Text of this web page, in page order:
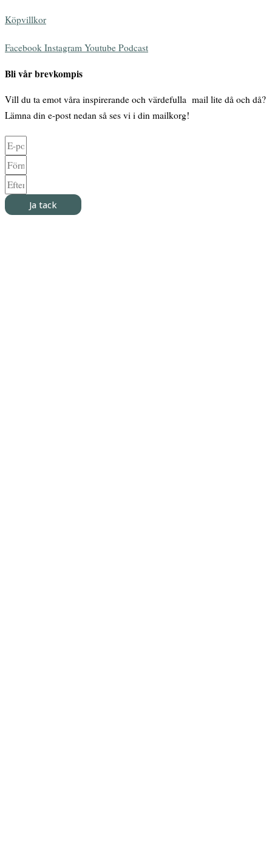
Köpvillkor
Facebook Instagram Youtube Podcast
Bli vår brevkompis
Vill du ta emot våra inspirerande och värdefulla mail lite då och då?
Lämna din e-post nedan så ses vi i din mailkorg!
Ja tack